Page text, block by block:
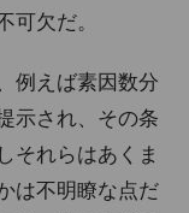
可欠だ。
例えば素因数分
示され、その条
それらはあくま
は不明瞭な点だ